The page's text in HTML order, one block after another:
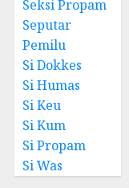
Seksi Propam
Seputar
Pemilu
Si Dokkes
Si Humas
Si Keu
Si Kum
Si Propam
Si Was